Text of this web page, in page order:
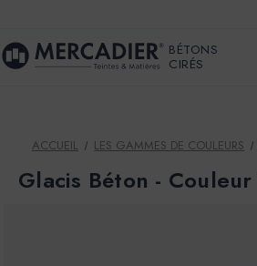
BÉTONS
CIRÉS
ACCUEIL LES GAMMES DE COULEURS
Glacis Béton - Couleur